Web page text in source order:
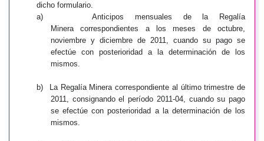
dicho formulario.
a)
Anticipos mensuales de la Regalía
Minera
correspondientes a los meses de octubre,
noviembre y diciembre de 2011, cuando su pago se
efectúe con posterioridad a la determinación de los
mismos.
b) La Regalía Minera correspondiente al último trimestre de
2011, consignando el período 2011-04, cuando su pago
se efectúe con posterioridad a la determinación de los
mismos.